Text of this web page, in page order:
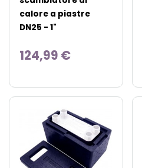
calore a piastre
DN25 - 1"
124,99 €